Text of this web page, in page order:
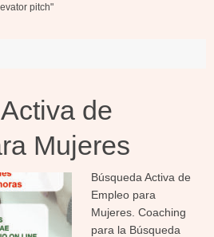
pitch"
de
Mujeres
Búsqueda Activa de
Empleo para
Mujeres. Coaching
para la Búsqueda